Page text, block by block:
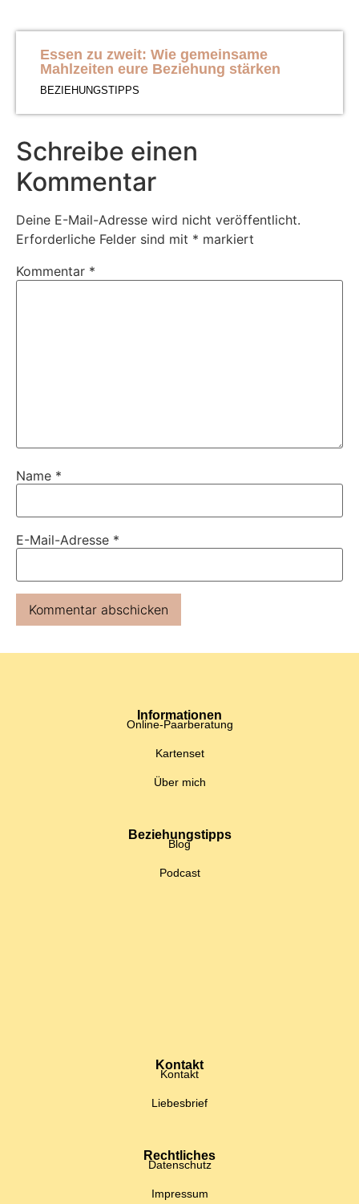
Essen zu zweit: Wie gemeinsame
Mahlzeiten eure Beziehung stärken
BEZIEHUNGSTIPPS
Schreibe einen
Kommentar
Deine E-Mail-Adresse wird nicht veröffentlicht.
Erforderliche Felder sind mit * markiert
Kommentar *
Name *
E-Mail-Adresse *
Informationen
Online-Paarberatung
Kartenset
Über mich
Beziehungstipps
Blog
Podcast
Kontakt
Kontakt
Liebesbrief
Rechtliches
Datenschutz
Impressum